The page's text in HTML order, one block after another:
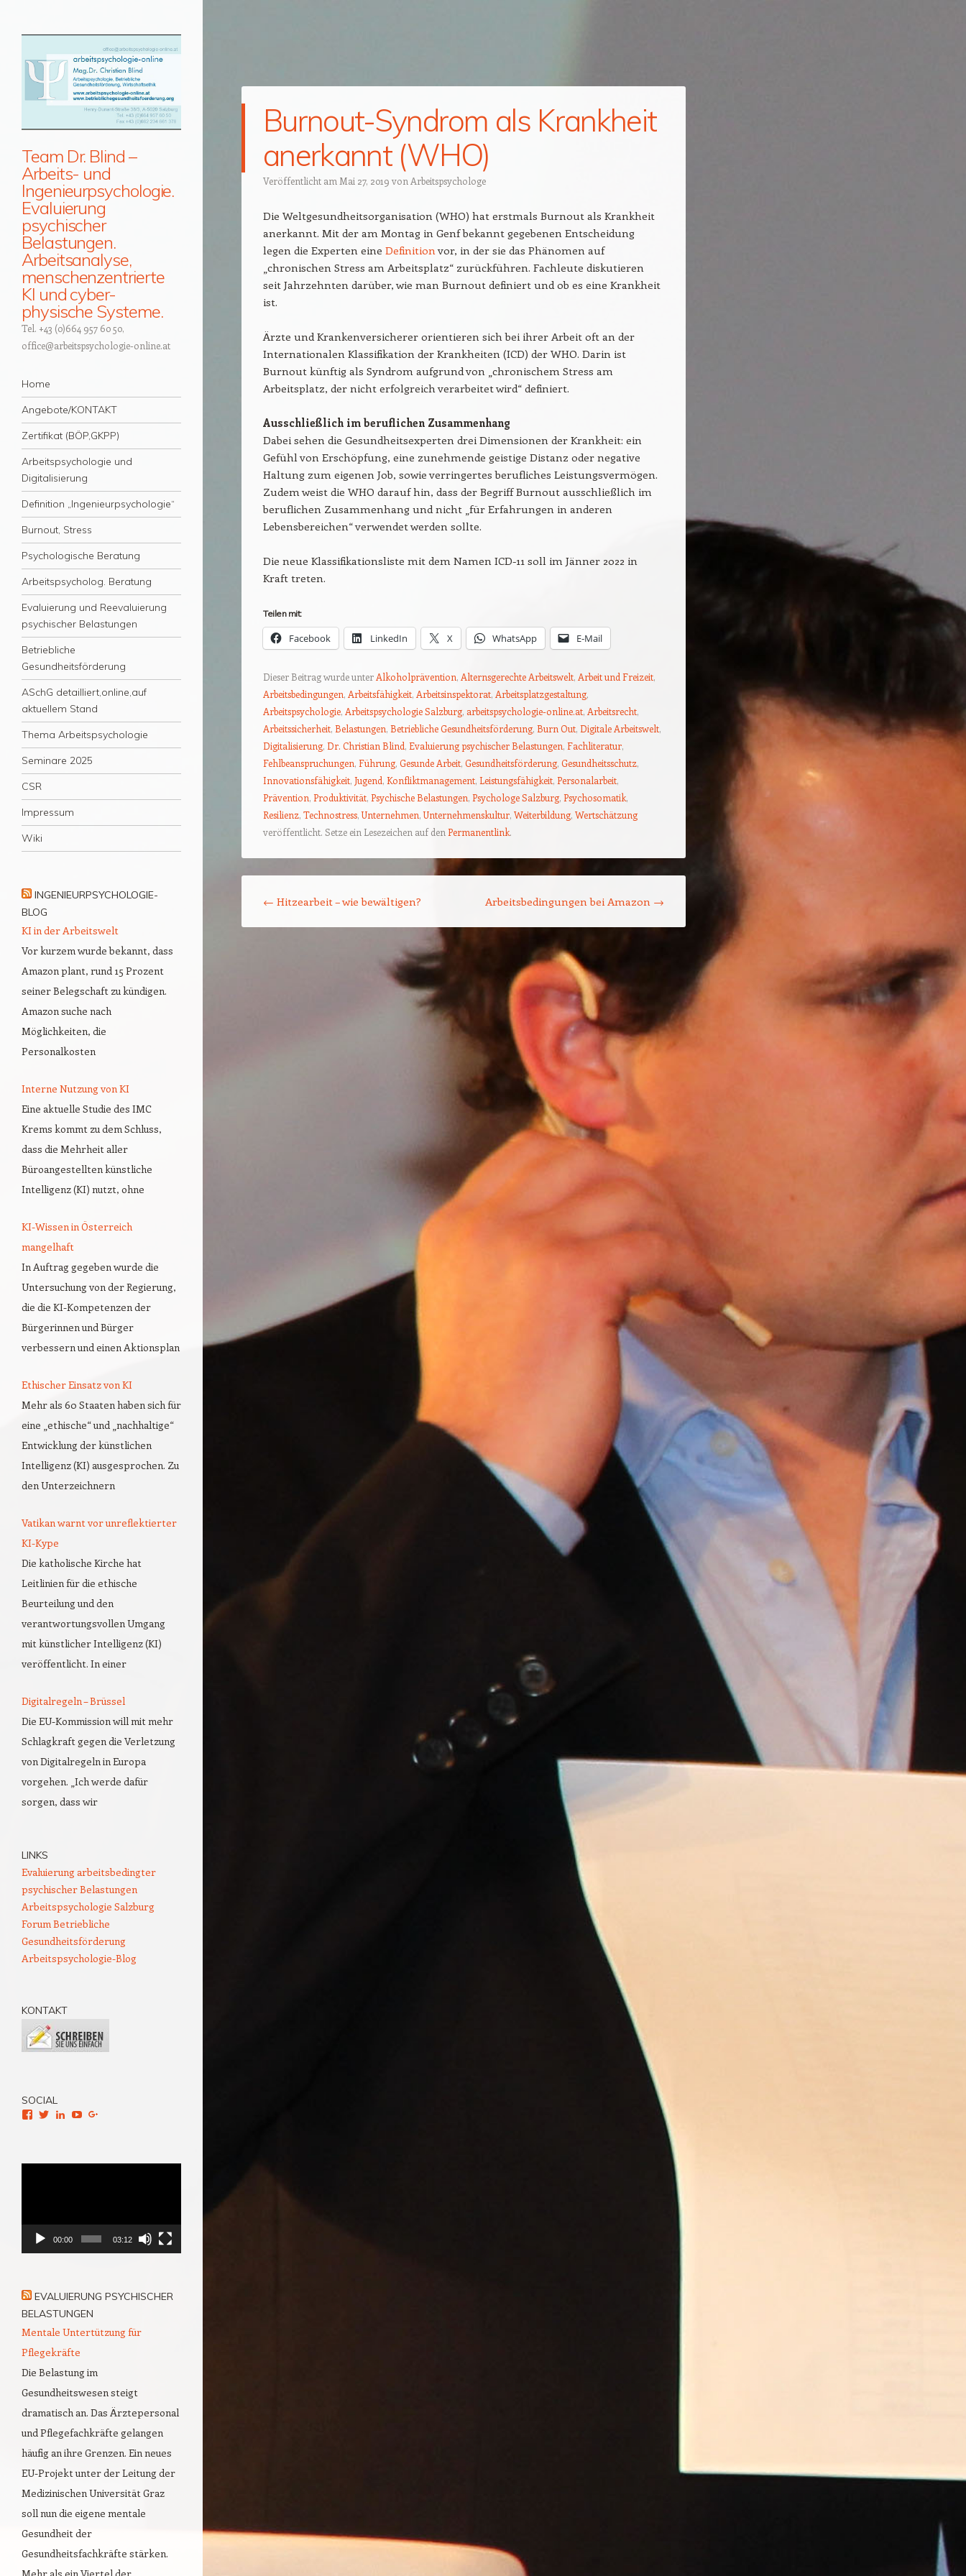
Team Dr. Blind –
Arbeits- und
Ingenieurpsychologie.
Evaluierung
psychischer
Belastungen.
Arbeitsanalyse,
menschenzentrierte
KI und cyber-
physische Systeme.
Tel. +43 (0)664 957 60 50,
office@arbeitspsychologie-online.at
Menü
Zum Inhalt springen
Home
Angebote/KONTAKT
Zertifikat (BÖP,GKPP)
Arbeitspsychologie und
Digitalisierung
Definition „Ingenieurpsychologie“
Burnout, Stress
Psychologische Beratung
Arbeitspsycholog. Beratung
Evaluierung und Reevaluierung
psychischer Belastungen
Betriebliche
Gesundheitsförderung
ASchG detailliert,online,auf
aktuellem Stand
Thema Arbeitspsychologie
Seminare 2025
CSR
Impressum
Wiki
Burnout-Syndrom als Krankheit
anerkannt (WHO)
Veröffentlicht am Mai 27, 2019 von Arbeitspsychologe
Die Weltgesundheitsorganisation (WHO) hat erstmals Burnout als Krankheit
anerkannt. Mit der am Montag in Genf bekannt gegebenen Entscheidung
legen die Experten eine Definitionvor, in der sie das Phänomen auf
„chronischen Stress am Arbeitsplatz“ zurückführen. Fachleute diskutieren
seit Jahrzehnten darüber, wie man Burnout definiert und ob es eine Krankheit
ist.
Ärzte und Krankenversicherer orientieren sich bei ihrer Arbeit oft an der
Internationalen Klassifikation der Krankheiten (ICD) der WHO. Darin ist
Burnout künftig als Syndrom aufgrund von „chronischem Stress am
Arbeitsplatz, der nicht erfolgreich verarbeitet wird“ definiert.
Ausschließlich im beruflichen Zusammenhang
Dabei sehen die Gesundheitsexperten drei Dimensionen der Krankheit: ein
Gefühl von Erschöpfung, eine zunehmende geistige Distanz oder negative
Haltung zum eigenen Job, sowie verringertes berufliches Leistungsvermögen.
Zudem weist die WHO darauf hin, dass der Begriff Burnout ausschließlich im
beruflichen Zusammenhang und nicht „für Erfahrungen in anderen
Lebensbereichen“ verwendet werden sollte.
Die neue Klassifikationsliste mit dem Namen ICD-11 soll im Jänner 2022 in
Kraft treten.
Teilen mit:
Facebook LinkedIn X WhatsApp E-Mail
Dieser Beitrag wurde unter Alkoholprävention, Alternsgerechte Arbeitswelt, Arbeit und Freizeit,
Arbeitsbedingungen, Arbeitsfähigkeit, Arbeitsinspektorat, Arbeitsplatzgestaltung,
Arbeitspsychologie, Arbeitspsychologie Salzburg, arbeitspsychologie-online.at, Arbeitsrecht,
Arbeitssicherheit, Belastungen, Betriebliche Gesundheitsförderung, Burn Out, Digitale Arbeitswelt,
Digitalisierung, Dr. Christian Blind, Evaluierung psychischer Belastungen, Fachliteratur,
Fehlbeanspruchungen, Führung, Gesunde Arbeit, Gesundheitsförderung, Gesundheitsschutz,
Innovationsfähigkeit, Jugend, Konfliktmanagement, Leistungsfähigkeit, Personalarbeit,
Prävention, Produktivität, Psychische Belastungen, Psychologe Salzburg, Psychosomatik,
Resilienz, Technostress,Unternehmen,Unternehmenskultur, Weiterbildung, Wertschätzung
veröffentlicht. Setze ein Lesezeichen auf den Permanentlink.
← Hitzearbeit – wie bewältigen? Arbeitsbedingungen bei Amazon →
INGENIEURPSYCHOLOGIE-
BLOG
KI in der Arbeitswelt
Vor kurzem wurde bekannt, dass
Amazon plant, rund 15 Prozent
seiner Belegschaft zu kündigen.
Amazon suche nach
Möglichkeiten, die
Personalkosten
Interne Nutzung von KI
Eine aktuelle Studie des IMC
Krems kommt zu dem Schluss,
dass die Mehrheit aller
Büroangestellten künstliche
Intelligenz (KI) nutzt, ohne
KI-Wissen in Österreich
mangelhaft
In Auftrag gegeben wurde die
Untersuchung von der Regierung,
die die KI-Kompetenzen der
Bürgerinnen und Bürger
verbessern und einen Aktionsplan
Ethischer Einsatz von KI
Mehr als 60 Staaten haben sich für
eine „ethische“ und „nachhaltige“
Entwicklung der künstlichen
Intelligenz (KI) ausgesprochen. Zu
den Unterzeichnern
Vatikan warnt vor unreflektierter
KI-Kype
Die katholische Kirche hat
Leitlinien für die ethische
Beurteilung und den
verantwortungsvollen Umgang
mit künstlicher Intelligenz (KI)
veröffentlicht. In einer
Digitalregeln – Brüssel
Die EU-Kommission will mit mehr
Schlagkraft gegen die Verletzung
von Digitalregeln in Europa
vorgehen. „Ich werde dafür
sorgen, dass wir
LINKS
Evaluierung arbeitsbedingter
psychischer Belastungen
Arbeitspsychologie Salzburg
Forum Betriebliche
Gesundheitsförderung
Arbeitspsychologie-Blog
KONTAKT
SOCIAL
Facebook
TwitterLinkedInYouTube
00:00 03:12
EVALUIERUNG PSYCHISCHER
BELASTUNGEN
Mentale Untertützung für
Pflegekräfte
Die Belastung im
Gesundheitswesen steigt
dramatisch an. Das Ärztepersonal
und Pflegefachkräfte gelangen
häufig an ihre Grenzen. Ein neues
EU-Projekt unter der Leitung der
Medizinischen Universität Graz
soll nun die eigene mentale
Gesundheit der
Gesundheitsfachkräfte stärken.